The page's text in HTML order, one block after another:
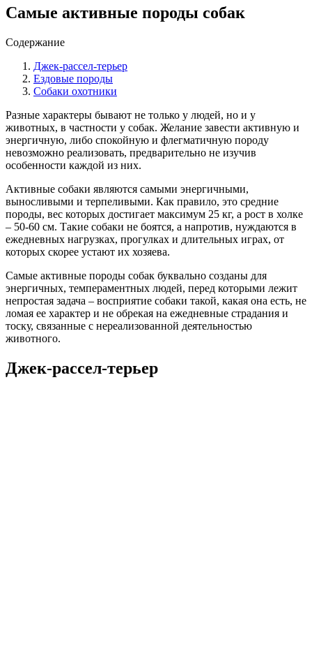
Самые активные породы собак
Содержание
Джек-рассел-терьер
Ездовые породы
Собаки охотники
Разные характеры бывают не только у людей, но и у
животных, в частности у собак. Желание завести активную и
энергичную, либо спокойную и флегматичную породу
невозможно реализовать, предварительно не изучив
особенности каждой из них.
Активные собаки являются самыми энергичными,
выносливыми и терпеливыми. Как правило, это средние
породы, вес которых достигает максимум 25 кг, а рост в холке
– 50-60 см. Такие собаки не боятся, а напротив, нуждаются в
ежедневных нагрузках, прогулках и длительных играх, от
которых скорее устают их хозяева.
Самые активные породы собак буквально созданы для
энергичных, темпераментных людей, перед которыми лежит
непростая задача – восприятие собаки такой, какая она есть, не
ломая ее характер и не обрекая на ежедневные страдания и
тоску, связанные с нереализованной деятельностью
животного.
Джек-рассел-терьер